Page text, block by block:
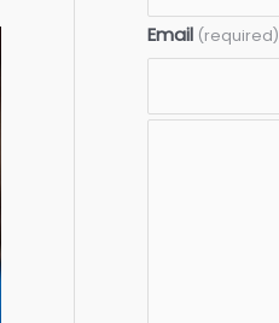
Email (required)